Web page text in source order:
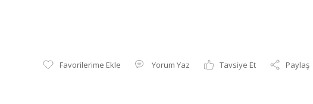
Yorum Yaz Tavsiye Et Paylaş